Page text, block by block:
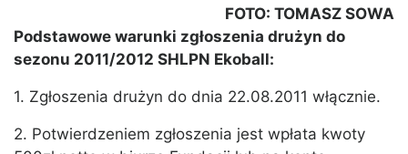
FOTO: TOMASZ SOWA
Podstawowe warunki zgłoszenia drużyn do
sezonu 2011/2012 SHLPN Ekoball:
1. Zgłoszenia drużyn do dnia 22.08.2011 włącznie.
2. Potwierdzeniem zgłoszenia jest wpłata kwoty